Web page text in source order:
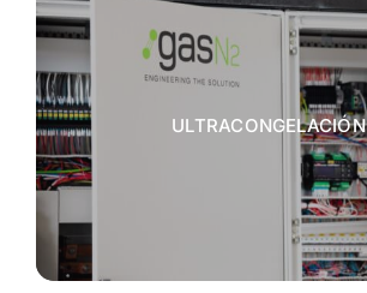
ULTRACONGELACIÓN